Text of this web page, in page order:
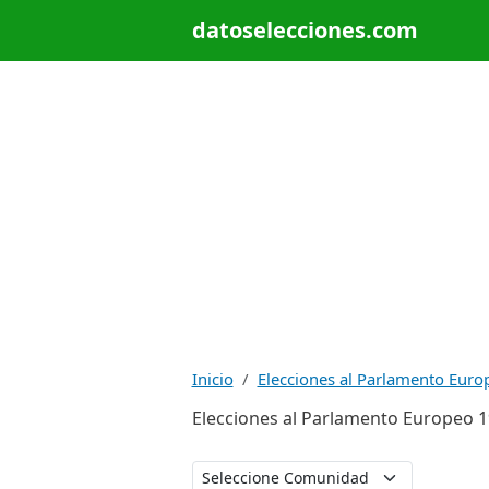
datoselecciones.com
Inicio Elecciones al Parlamento
Elecciones al Parlamento Europeo